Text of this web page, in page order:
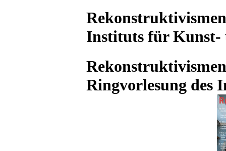
Instituts für Kunst-
Rekonstruktivismen
Ringvorlesung des